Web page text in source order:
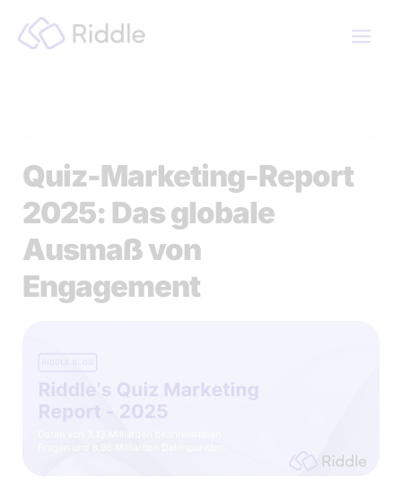
Inhalt
Quiz-Marketing-Report
2025: Das globale
Ausmaß von
Engagement